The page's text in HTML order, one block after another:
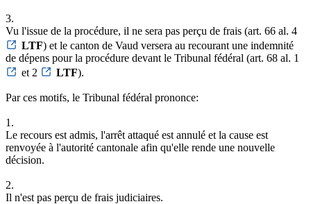
3.
Vu l'issue de la procédure, il ne sera pas perçu de frais (art. 66 al. 4
LTF) et le canton de Vaud versera au recourant une indemnité
de dépens pour la procédure devant le Tribunal fédéral (art. 68 al. 1
et 2
LTF).
Par ces motifs, le Tribunal fédéral prononce:
1.
Le recours est admis, l'arrêt attaqué est annulé et la cause est
renvoyée à l'autorité cantonale afin qu'elle rende une nouvelle
décision.
2.
Il n'est pas perçu de frais judiciaires.